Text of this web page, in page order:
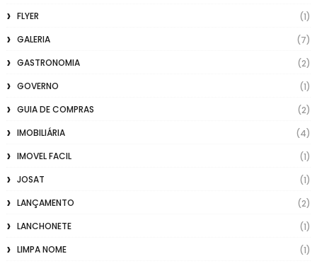
FLYER
(1)
GALERIA
(7)
GASTRONOMIA
(2)
GOVERNO
(1)
GUIA DE COMPRAS
(2)
IMOBILIÁRIA
(4)
IMOVEL FACIL
(1)
JOSAT
(1)
LANÇAMENTO
(2)
LANCHONETE
(1)
LIMPA NOME
(1)